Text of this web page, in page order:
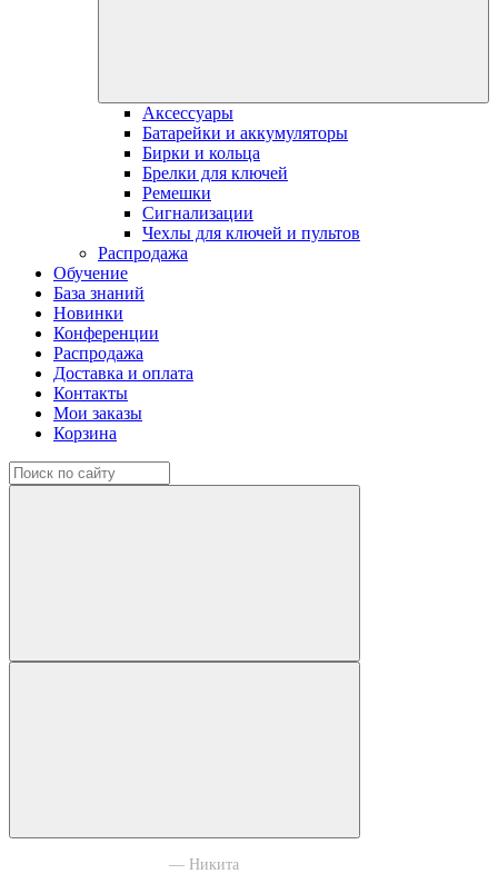
Аксессуары
Батарейки и аккумуляторы
Бирки и кольца
Брелки для ключей
Ремешки
Сигнализации
Чехлы для ключей и пультов
Распродажа
Обучение
База знаний
Новинки
Конференции
Распродажа
Доставка и оплата
Контакты
Мои заказы
Корзина
— Никита